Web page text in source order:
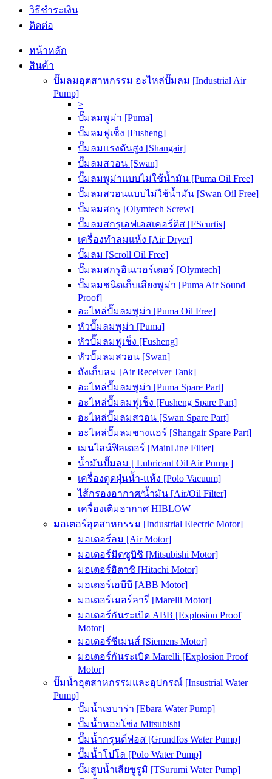
วิธีชำระเงิน
ติดต่อ
หน้าหลัก
สินค้า
ปั๊มลมอุตสาหกรรม อะไหล่ปั๊มลม [Industrial Air
Pump]
>
ปั๊มลมพูม่า [Puma]
ปั๊มลมฟูเช็ง [Fusheng]
ปั๊มลมแรงดันสูง [Shangair]
ปั๊มลมสวอน [Swan]
ปั๊มลมพูม่าแบบไม่ใช้น้ำมัน [Puma Oil Free]
ปั๊มลมสวอนแบบไม่ใช้น้ำมัน [Swan Oil Free]
ปั๊มลมสกรู [Olymtech Screw]
ปั๊มลมสกรูเอฟเอสเคอร์ติส [FScurtis]
เครื่องทำลมแห้ง [Air Dryer]
ปั๊มลม [Scroll Oil Free]
ปั๊มลมสกรูอินเวอร์เตอร์ [Olymtech]
ปั๊มลมชนิดเก็บเสียงพูม่า [Puma Air Sound
Proof]
อะไหล่ปั๊มลมพูม่า [Puma Oil Free]
หัวปั๊มลมพูม่า [Puma]
หัวปั๊มลมฟูเช็ง [Fusheng]
หัวปั๊มลมสวอน [Swan]
ถังเก็บลม [Air Receiver Tank]
อะไหล่ปั๊มลมพูม่า [Puma Spare Part]
อะไหล่ปั๊มลมฟูเช็ง [Fusheng Spare Part]
อะไหล่ปั๊มลมสวอน [Swan Spare Part]
อะไหล่ปั๊มลมชางแอร์ [Shangair Spare Part]
เมนไลน์ฟิลเตอร์ [MainLine Filter]
น้ำมันปั๊มลม [ Lubricant Oil Air Pump ]
เครื่องดูดฝุ่นน้ำ-แห้ง [Polo Vacuum]
ไส้กรองอากาศ/น้ำมัน [Air/Oil Filter]
เครื่องเติมอากาศ HIBLOW
มอเตอร์อุตสาหกรรม [Industrial Electric Motor]
มอเตอร์ลม [Air Motor]
มอเตอร์มิตซูบิชิ [Mitsubishi Motor]
มอเตอร์ฮิตาชิ [Hitachi Motor]
มอเตอร์เอบีบี [ABB Motor]
มอเตอร์เมอร์ลารี่ [Marelli Motor]
มอเตอร์กันระเบิด ABB [Explosion Proof
Motor]
มอเตอร์ซีเมนส์ [Siemens Motor]
มอเตอร์กันระเบิด Marelli [Explosion Proof
Motor]
ปั๊มน้ำอุตสาหกรรมและอุปกรณ์ [Insustrial Water
Pump]
ปั๊มน้ำเอบาร่า [Ebara Water Pump]
ปั๊มน้ำหอยโข่ง Mitsubishi
ปั๊มน้ำกรุนด์ฟอส [Grundfos Water Pump]
ปั๊มน้ำโปโล [Polo Water Pump]
ปั๊มสูบน้ำเสียซูรูมิ [TSurumi Water Pump]